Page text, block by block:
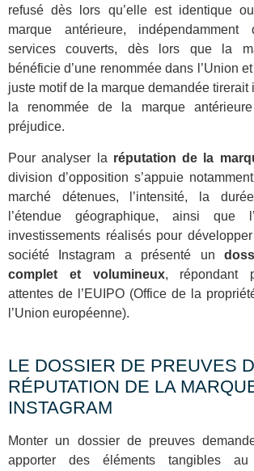
refusé dès lors qu’elle est identique
marque antérieure,
services couverts, dès lors que la
bénéficie d’une renommée dans l’Union
juste motif de la marque demandée tirerait
la renommée de la marque
préjudice.
Pour analyser la réputation de la
division d’opposition s’appuie
marché détenues, l’intensité, la
l’étendue géographique, ainsi que
investissements réalisés pour
société Instagram a présenté un
complet et volumineux, répondant
attentes de l’EUIPO (Office de la
l’Union européenne).
LE DOSSIER DE PREUVES
RÉPUTATION DE LA
INSTAGRAM
Monter un dossier de preuves
apporter des éléments tangibles